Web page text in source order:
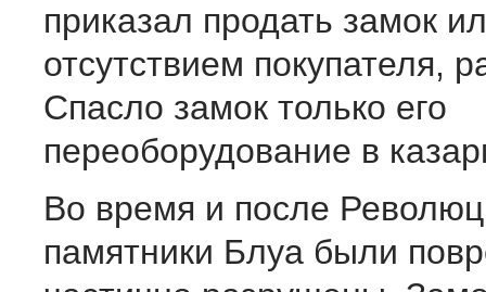
приказал продать замок
отсутствием покупателя,
Спасло замок только его
переоборудование в
Во время и после
памятники Блуа были